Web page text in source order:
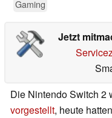
Gaming
Jetzt
Die Nintendo Switch 2
vorgestellt, heute